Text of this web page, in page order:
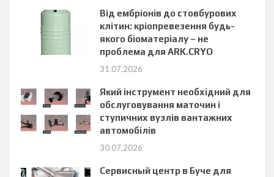
Від ембріонів до стовбурових
клітин: кріопревезення будь-
якого біоматеріалу – не
проблема для ARK.CRYO
31.07.2026
Який інструмент необхідний для
обслуговування маточин і
ступичних вузлів вантажних
автомобілів
30.07.2026
Сервисный центр в Буче для